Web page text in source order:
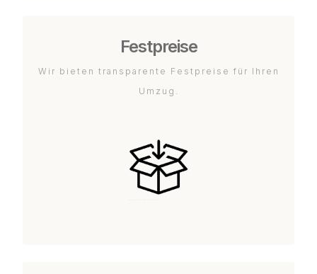
Festpreise
Wir bieten transparente Festpreise für Ihren
Umzug.